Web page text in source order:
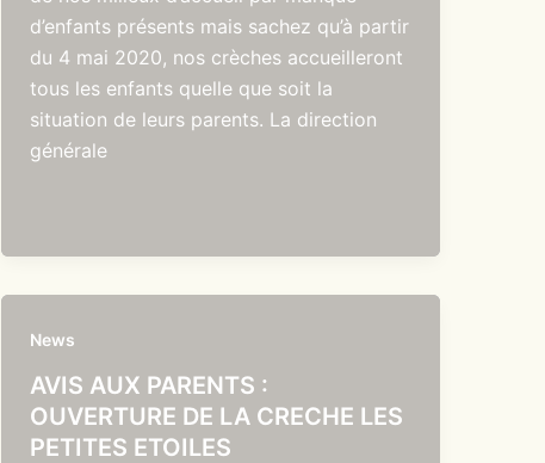
d’enfants présents mais sachez qu’à partir
du 4 mai 2020, nos crèches accueilleront
tous les enfants quelle que soit la
situation de leurs parents. La direction
générale
News
AVIS AUX PARENTS :
OUVERTURE DE LA CRECHE LES
PETITES ETOILES